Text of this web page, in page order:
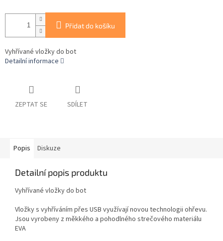
Přidat do košíku
Vyhřívané vložky do bot
Detailní informace
ZEPTAT SE SDÍLET
Popis Diskuze
Detailní popis produktu
Vyhřívané vložky do bot
Vložky s vyhříváním přes USB využívají novou technologii ohřevu.
Jsou vyrobeny z měkkého a pohodlného strečového materiálu
EVA